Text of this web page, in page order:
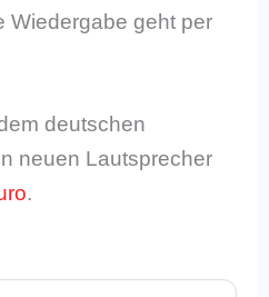
Wiedergabe geht per
deutschen
neuen Lautsprecher
.